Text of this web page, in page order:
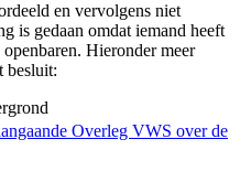
en vervolgens niet
is gedaan omdat iemand heeft
Hieronder meer
besluit:
Overleg VWS over de